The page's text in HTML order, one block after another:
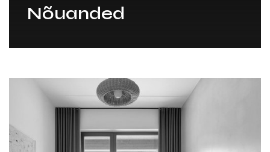
Nõuanded